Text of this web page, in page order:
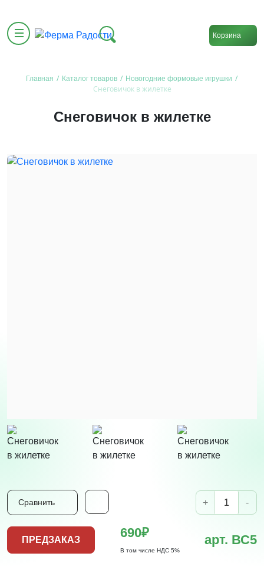
Корзина
Главная / Каталог товаров / Новогодние формовые игрушки /
Снеговичок в жилетке
Снеговичок в жилетке
Сравнить + -
ПРЕДЗАКАЗ 690₽
В том числе НДС 5%
арт. ВС5